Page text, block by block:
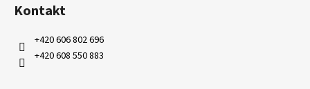
Kontakt
+420 606 802 696
+420 608 550 883